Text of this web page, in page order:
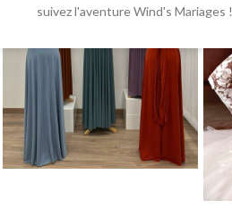
suivez l'aventure Wind's Mariages !